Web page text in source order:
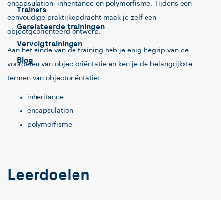
Trainers
Gerelateerde trainingen
Vervolgtrainingen
Blog
encapsulation, inheritance en polymorfisme. Tijdens een
eenvoudige praktijkopdracht maak je zelf een
objectgeoriënteerd ontwerp.
Aan het einde van de training heb je enig begrip van de
voordelen van objectoriëntatie en ken je de belangrijkste
termen van objectoriëntatie:
inheritance
encapsulation
polymorfisme
Leerdoelen